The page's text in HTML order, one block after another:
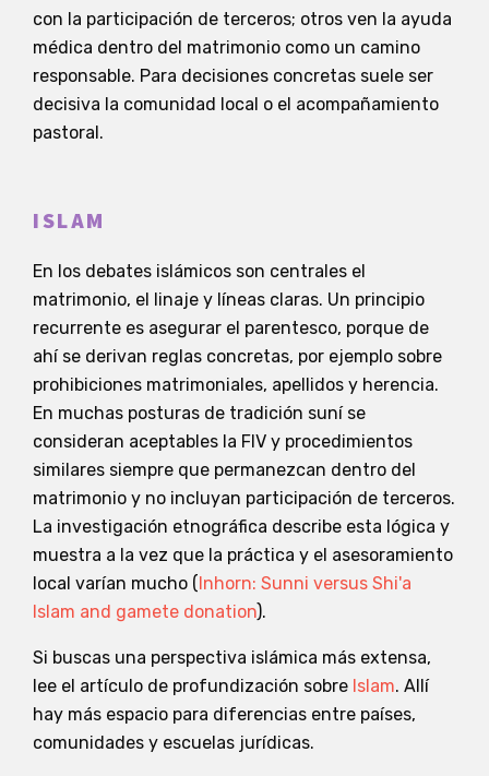
con la participación de terceros; otros ven la ayuda
médica dentro del matrimonio como un camino
responsable. Para decisiones concretas suele ser
decisiva la comunidad local o el acompañamiento
pastoral.
ISLAM
En los debates islámicos son centrales el
matrimonio, el linaje y líneas claras. Un principio
recurrente es asegurar el parentesco, porque de
ahí se derivan reglas concretas, por ejemplo sobre
prohibiciones matrimoniales, apellidos y herencia.
En muchas posturas de tradición suní se
consideran aceptables la FIV y procedimientos
similares siempre que permanezcan dentro del
matrimonio y no incluyan participación de terceros.
La investigación etnográfica describe esta lógica y
muestra a la vez que la práctica y el asesoramiento
local varían mucho (Inhorn: Sunni versus Shi'a
Islam and gamete donation).
Si buscas una perspectiva islámica más extensa,
lee el artículo de profundización sobre Islam. Allí
hay más espacio para diferencias entre países,
comunidades y escuelas jurídicas.